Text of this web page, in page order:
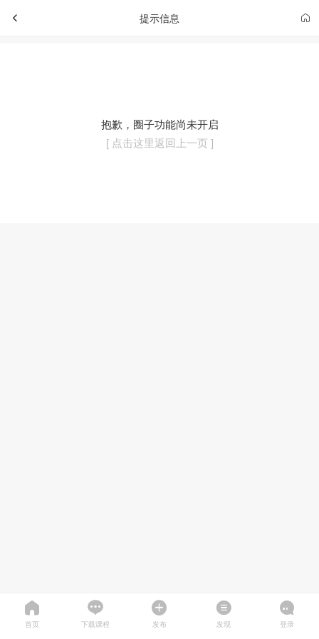
提示信息
抱歉，圈子功能尚未开启
[ 点击这里返回上一页 ]
首页 下载课程 发布 发现 登录